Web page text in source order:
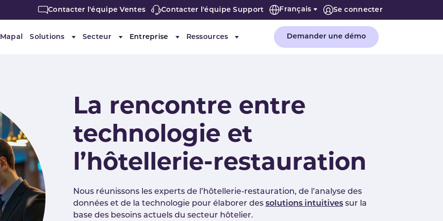
Contacter l'équipe Ventes Contacter l'équipe Support Français Se connecter
Solutions
Submenu for "Solutions"
Secteur
Submenu for "Secteur"
Entreprise
Submenu for "Entreprise"
Ressources
Submenu for "Ressources"
Demander une démo
La rencontre entre
technologie et
l’hôtellerie-restauration
Nous réunissons les experts de l’hôtellerie-restauration, de l’analyse des
données et de la technologie pour élaborer des solutions intuitivessur la
base des besoins actuels du secteur hôtelier.